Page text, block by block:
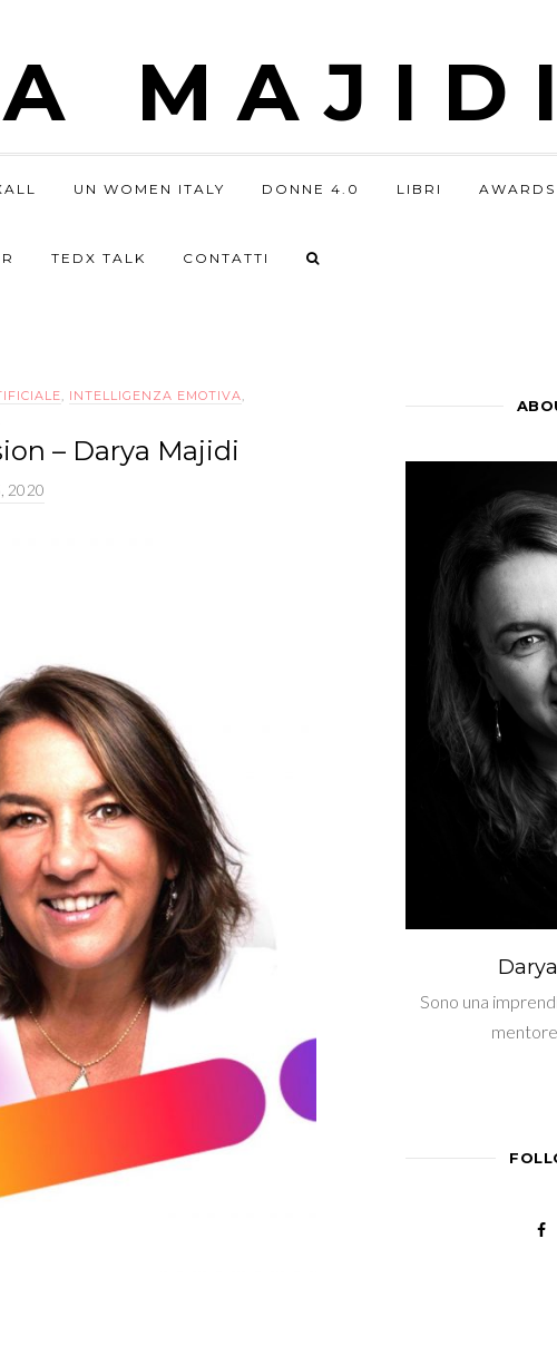
MAJIDI
UN WOMEN ITALY DONNE 4.0 LIBRI AWARDS
TEDX TALK CONTATTI
, INTELLIGENZA EMOTIVA,
– Darya Majidi
2020
Sono una